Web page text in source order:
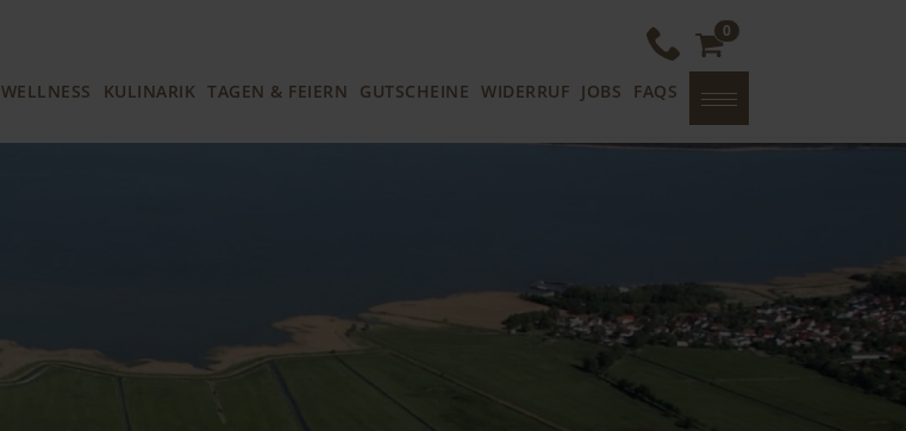
0
WELLNESS KULINARIK TAGEN & FEIERN GUTSCHEINE WIDERRUF JOBS FAQS